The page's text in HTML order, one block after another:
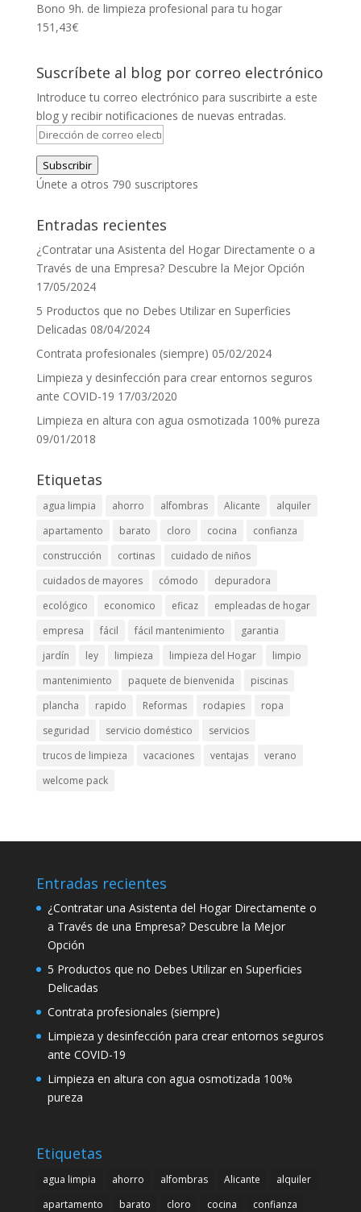
Bono 9h. de limpieza profesional para tu hogar
151,43€
Suscríbete al blog por correo electrónico
Introduce tu correo electrónico para suscribirte a este
blog y recibir notificaciones de nuevas entradas.
Dirección
de
correo
electrónico
Subscribir
Únete a otros 790 suscriptores
Entradas recientes
¿Contratar una Asistenta del Hogar Directamente o a
Través de una Empresa? Descubre la Mejor Opción
17/05/2024
5 Productos que no Debes Utilizar en Superficies
Delicadas 08/04/2024
Contrata profesionales (siempre) 05/02/2024
Limpieza y desinfección para crear entornos seguros
ante COVID-19 17/03/2020
Limpieza en altura con agua osmotizada 100% pureza
09/01/2018
Etiquetas
agua limpia ahorro alfombras Alicante
alquiler
apartamento
barato cloro cocina
confianza
construcción
cortinas
cuidado de niños
cuidados de mayores
cómodo
depuradora
ecológico
economico eficaz
empleadas de hogar
empresa
fácil fácil mantenimiento
garantia
jardín
ley limpieza limpieza del Hogar
limpio
mantenimiento
paquete de bienvenida
piscinas
plancha
rapido Reformas rodapies
ropa
seguridad
servicio doméstico
servicios
trucos de limpieza
vacaciones ventajas
verano
welcome pack
Entradas recientes
¿Contratar una Asistenta del Hogar Directamente o
a Través de una Empresa? Descubre la Mejor
Opción
5 Productos que no Debes Utilizar en Superficies
Delicadas
Contrata profesionales (siempre)
Limpieza y desinfección para crear entornos seguros
ante COVID-19
Limpieza en altura con agua osmotizada 100%
pureza
Etiquetas
agua limpia ahorro alfombras Alicante
alquiler
apartamento
barato cloro cocina
confianza